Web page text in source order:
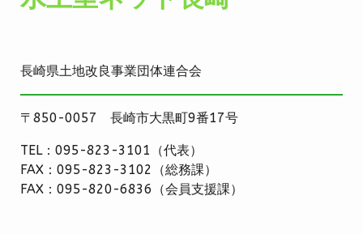
長崎県土地改良事業団体連合会
〒850-0057 長崎市大黒町9番17号
TEL：095-823-3101（代表）
FAX：095-823-3102（総務課）
FAX：095-820-6836（会員支援課）